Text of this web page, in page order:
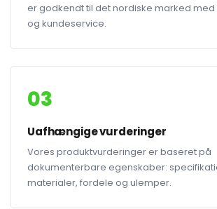
er godkendt til det nordiske marked med
og kundeservice.
03
Uafhængige vurderinger
Vores produktvurderinger er baseret på
dokumenterbare egenskaber:
materialer, fordele og ulemper.